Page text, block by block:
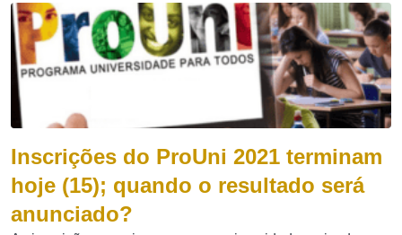
Inscrições do ProUni 2021 terminam
hoje (15); quando o resultado será
anunciado?